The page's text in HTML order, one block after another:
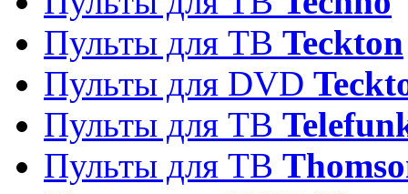
Пульты для ТВ Teckton
Пульты для DVD
Пульты для ТВ
Пульты для ТВ